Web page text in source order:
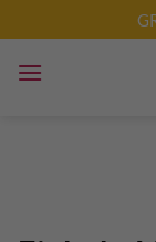
Inhalt
springen